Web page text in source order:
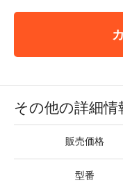
その他の詳細情
販売価格
型番